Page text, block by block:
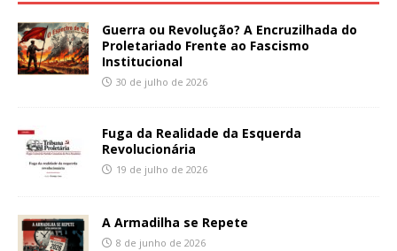
Guerra ou Revolução? A Encruzilhada do
Proletariado Frente ao Fascismo
Institucional
30 de julho de 2026
Fuga da Realidade da Esquerda
Revolucionária
19 de julho de 2026
A Armadilha se Repete
8 de junho de 2026